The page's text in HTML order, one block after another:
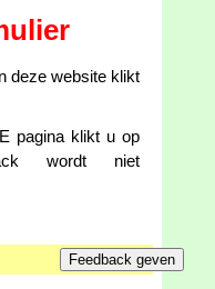
deze website klikt
pagina klikt u op
wordt niet